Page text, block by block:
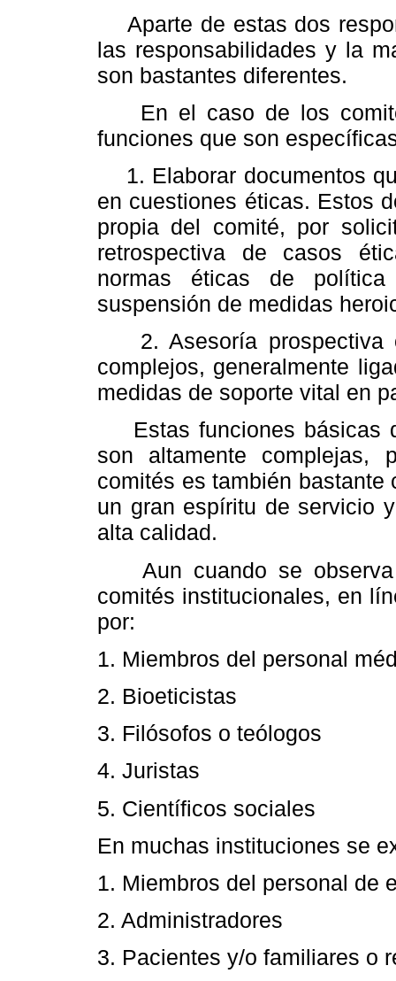
Aparte de estas dos
las responsabilidades y la
son bastantes diferentes.
En el caso de los
funciones que son
1. Elaborar documentos
en cuestiones éticas. Estos
propia del comité, por
retrospectiva de casos
normas éticas de
suspensión de medidas
2. Asesoría prospectiva
complejos, generalmente
medidas de soporte vital en
Estas funciones básicas
son altamente
comités es también
un gran espíritu de servicio
alta calidad.
Aun cuando se observa
comités institucionales, en
por:
1. Miembros del personal
2. Bioeticistas
3. Filósofos o teólogos
4. Juristas
5. Científicos sociales
En muchas instituciones se
1. Miembros del personal de
2. Administradores
3. Pacientes y/o familiares o